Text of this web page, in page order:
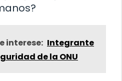
interese: Integrante
de la ONU